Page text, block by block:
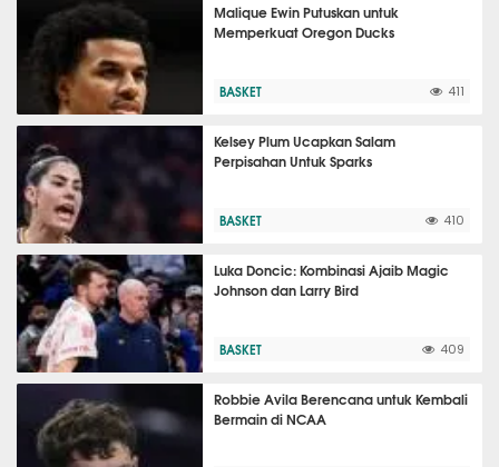
Malique Ewin Putuskan untuk
Memperkuat Oregon Ducks
BASKET 411
Kelsey Plum Ucapkan Salam
Perpisahan Untuk Sparks
BASKET 410
Luka Doncic: Kombinasi Ajaib Magic
Johnson dan Larry Bird
BASKET 409
Robbie Avila Berencana untuk Kembali
Bermain di NCAA